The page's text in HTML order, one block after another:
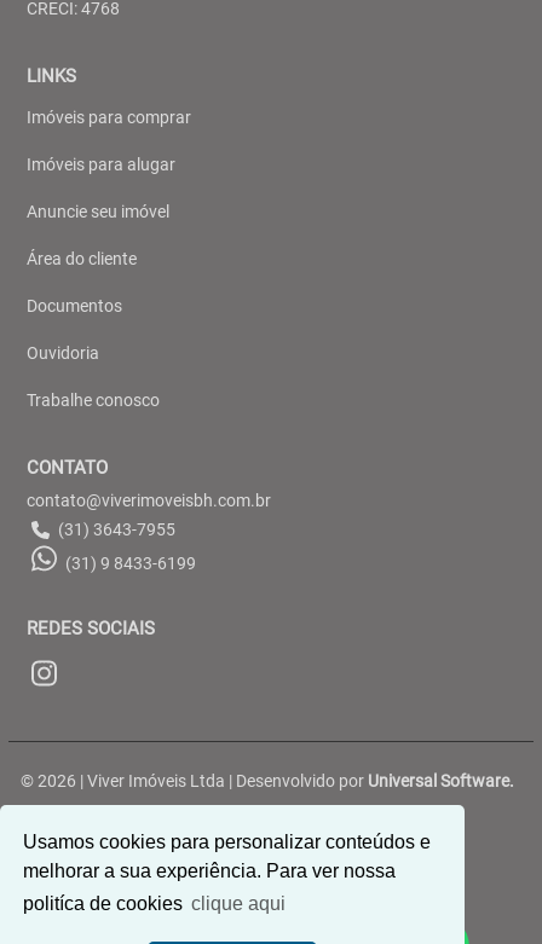
Usamos cookies para personalizar conteúdos e
melhorar a sua experiência. Para ver nossa
politíca de cookies clique aqui
CRECI: 4768
LINKS
Imóveis para comprar
Imóveis para alugar
Anuncie seu imóvel
Área do cliente
Documentos
Ouvidoria
Trabalhe conosco
CONTATO
contato@viverimoveisbh.com.br
(31) 3643-7955
(31) 9 8433-6199
REDES SOCIAIS
© 2026 | Viver Imóveis Ltda | Desenvolvido por Universal Software.
Rua Belterra, 188 - Ouro Preto - Belo Horizonte/MG